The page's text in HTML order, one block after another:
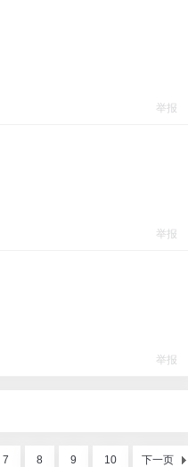
举报
举报
举报
7 8 9 10 下一页